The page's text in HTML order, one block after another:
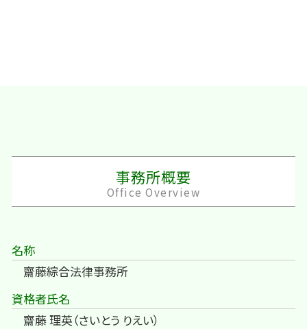
事務所概要
Office Overview
名称
齋藤綜合法律事務所
資格者氏名
齋藤 理英（さいとう りえい）